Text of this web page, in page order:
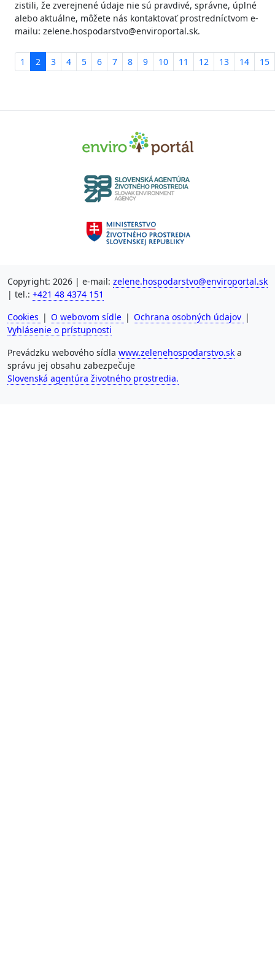
zistili, že zverejnené údaje nie sú pravdivé, správne, úplné
alebo aktuálne, môžete nás kontaktovať prostredníctvom e-
mailu: zelene.hospodarstvo@enviroportal.sk.
1 2 3 4 5 6 7 8 9 10 11 12 13 14 15
Copyright: 2026 | e-mail: zelene.hospodarstvo@enviroportal.sk
| tel.: +421 48 4374 151
Cookies | O webovom sídle | Ochrana osobných údajov |
Vyhlásenie o prístupnosti
Prevádzku webového sídla www.zelenehospodarstvo.sk a
správu jej obsahu zabezpečuje
Slovenská agentúra životného prostredia.